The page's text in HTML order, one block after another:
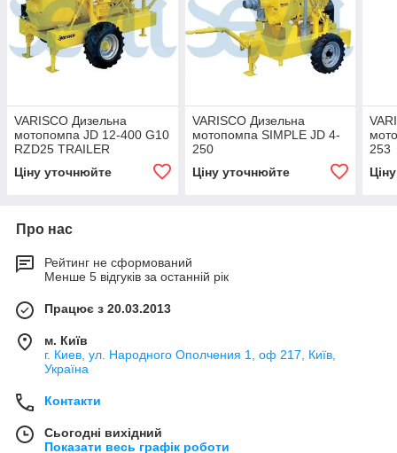
VARISCO Дизельна
мотопомпа JD 12-400 G10
RZD25 TRAILER
Ціну уточнюйте
VARISCO Дизельна
мотопомпа SIMPLE JD 4-
250
Ціну уточнюйте
253
Про нас
Рейтинг не сформований
Менше 5 відгуків за останній рік
Працює з 20.03.2013
м. Київ
г. Киев, ул. Народного Ополчения 1, оф 217, Київ,
Україна
Контакти
Сьогодні вихідний
Показати весь графік роботи